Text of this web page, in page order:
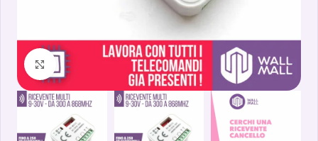
Clicca per ingrandire